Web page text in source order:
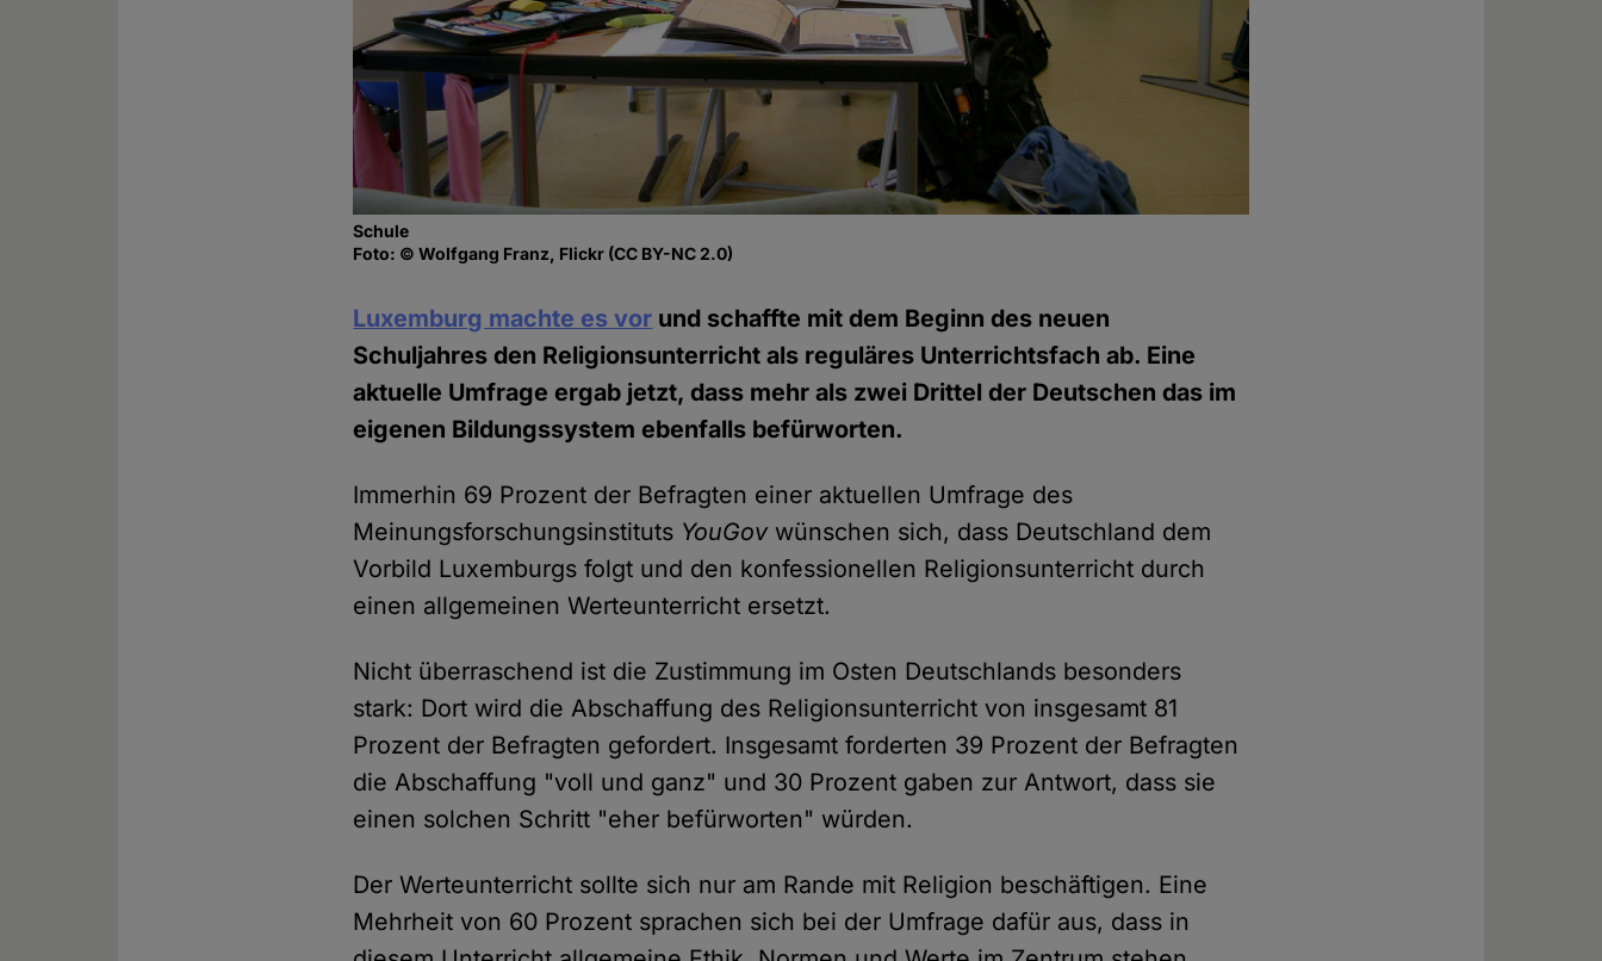
Schule
Foto: © Wolfgang Franz, Flickr (CC BY-NC 2.0)
Luxemburg machte es vor und schaffte mit dem Beginn des neuen
Schuljahres den Religionsunterricht als reguläres Unterrichtsfach ab. Eine
aktuelle Umfrage ergab jetzt, dass mehr als zwei Drittel der Deutschen das im
eigenen Bildungssystem ebenfalls befürworten.
Immerhin 69 Prozent der Befragten einer aktuellen Umfrage des
Meinungsforschungsinstituts YouGovwünschen sich, dass Deutschland dem
Vorbild Luxemburgs folgt und den konfessionellen Religionsunterricht durch
einen allgemeinen Werteunterricht ersetzt.
Nicht überraschend ist die Zustimmung im Osten Deutschlands besonders
stark: Dort wird die Abschaffung des Religionsunterricht von insgesamt 81
Prozent der Befragten gefordert. Insgesamt forderten 39 Prozent der Befragten
die Abschaffung "voll und ganz" und 30 Prozent gaben zur Antwort, dass sie
einen solchen Schritt "eher befürworten" würden.
Der Werteunterricht sollte sich nur am Rande mit Religion beschäftigen. Eine
Mehrheit von 60 Prozent sprachen sich bei der Umfrage dafür aus, dass in